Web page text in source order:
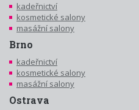
kadeřnictví
kosmetické salony
masážní salony
Brno
kadeřnictví
kosmetické salony
masážní salony
Ostrava